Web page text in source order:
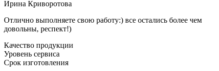
Ирина Криворотова
Отлично выполняете свою работу:) все остались более чем
довольны, респект!)
Качество продукции
Уровень сервиса
Срок изготовления